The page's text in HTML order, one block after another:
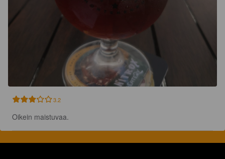
3.2
Oikein maistuvaa.